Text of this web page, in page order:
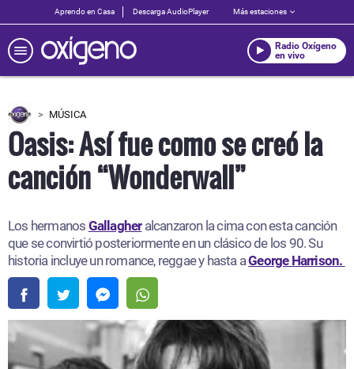
Aprendo en Casa Descarga AudioPlayer Más estaciones
Radio Oxígeno
en vivo
MÚSICA
Oasis: Así fue como se creó la
canción “Wonderwall”
Los hermanos Gallagher alcanzaron la cima con esta canción
que se convirtió posteriormente en un clásico de los 90. Su
historia incluye un romance, reggae y hasta aGeorge Harrison.